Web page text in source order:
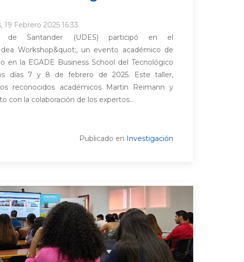
19 Febrero 2025 16:33
de Santander (UDES) participó en el
Workshop&quot;, un evento académico de
en la EGADE Business School del Tecnológico
días 7 y 8 de febrero de 2025. Este taller,
reconocidos académicos Martin Reimann y
con la colaboración de los expertos...
Publicado en Investigación